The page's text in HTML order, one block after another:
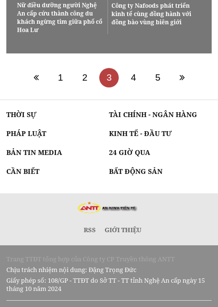
Nữ điều dưỡng người Nghệ
An cấp cứu thành công du
khách ngừng tim giữa phố cổ
Hoa Lư
Công ty Nafoods phát triển
kinh tế cùng đồng hành với
đồng bào vùng biên giới
1 2 3 4 5
THỜI SỰ TÀI CHÍNH - NGÂN HÀNG
PHÁP LUẬT KINH TẾ - ĐẦU TƯ
BẢN TIN MEDIA 24 GIỜ QUA
CẦN BIẾT BẤT ĐỘNG SẢN
RSS GIỚI THIỆU
Trang TTĐT tổng hợp của Công ty CP Truyền thông ANTT
Chịu trách nhiệm nội dung: Đặng Trọng Đức
Giấy phép số: 108/GP - TTĐT do Sở TT - TT tỉnh Nghệ An cấp ngày 15
tháng 10 năm 2024